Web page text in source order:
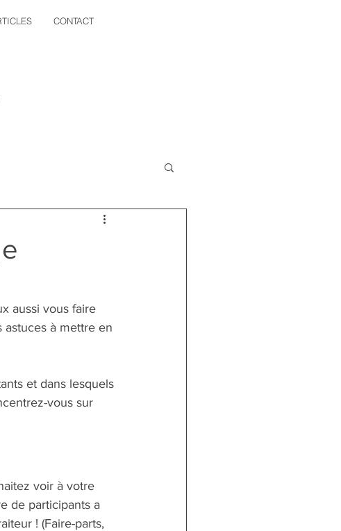
CONTACT
aussi vous faire
astuces à mettre en
et dans lesquels
vous sur
voir à votre
de participants a
! (Faire-parts,